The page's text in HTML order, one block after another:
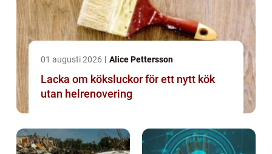
01 augusti 2026 Alice Pettersson
Lacka om köksluckor för ett nytt kök
utan helrenovering